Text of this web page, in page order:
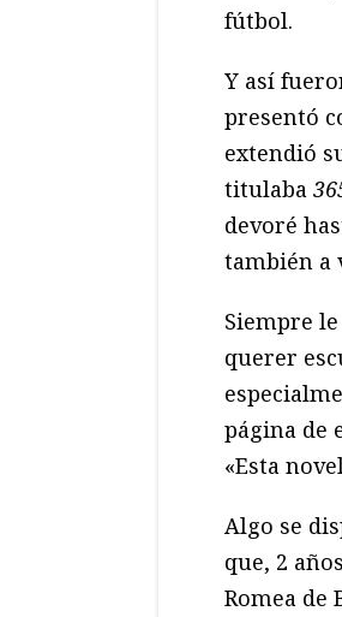
fútbol.
Y así
presentó
extendió
titulaba
devoré
también a
Siempre
querer
página de
«Esta
Algo se
que, 2
Romea de